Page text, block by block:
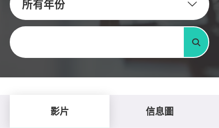
所有年份
關鍵字
搜尋
影片 信息圖